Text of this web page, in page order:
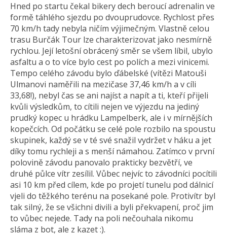
Hned po startu čekal bikery dech beroucí adrenalin ve
formě táhlého sjezdu po dvouprudovce. Rychlost přes
70 km/h tady nebyla ničím výjimečným. Vlastně celou
trasu Burčák Tour lze charakterizovat jako nesmírně
rychlou. Její letošní obrácený směr se všem líbil, ubylo
asfaltu a o to více bylo cest po polích a mezi vinicemi.
Tempo celého závodu bylo ďábelské (vítězi Matouši
Ulmanovi naměřili na mezičase 37,46 km/h a v cíli
33,68!), nebyl čas se ani najíst a napít a ti, kteří přijeli
kvůli výsledkům, to cítili nejen ve výjezdu na jediný
prudký kopec u hrádku Lampelberk, ale i v mírnějších
kopečcích. Od počátku se celé pole rozbilo na spoustu
skupinek, každý se v té své snažil vydržet v háku a jet
díky tomu rychleji a s menší námahou. Zatímco v první
polovině závodu panovalo prakticky bezvětří, ve
druhé půlce vítr zesílil. Vůbec nejvíc to závodníci pocítili
asi 10 km před cílem, kde po projetí tunelu pod dálnicí
vjeli do těžkého terénu na posekané pole. Protivítr byl
tak silný, že se všichni divili a byli překvapení, proč jim
to vůbec nejede. Tady na poli nečouhala nikomu
sláma z bot, ale z kazet :).